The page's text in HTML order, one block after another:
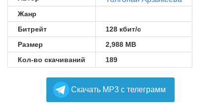
Жанр
Битрейт
128 кбит/с
Размер
2,988 MB
Кол-во скачиваний
189
Cкачать MP3 с телеграмм